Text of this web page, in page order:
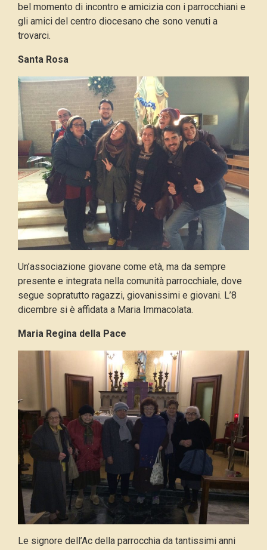
bel momento di incontro e amicizia con i parrocchiani e
gli amici del centro diocesano che sono venuti a
trovarci.
Santa Rosa
Un’associazione giovane come età, ma da sempre
presente e integrata nella comunità parrocchiale, dove
segue sopratutto ragazzi, giovanissimi e giovani. L’8
dicembre si è affidata a Maria Immacolata.
Maria Regina della Pace
Le signore dell’Ac della parrocchia da tantissimi anni